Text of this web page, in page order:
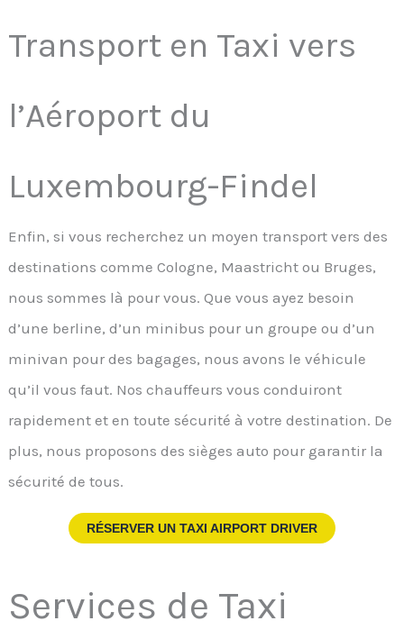
Transport en Taxi vers
l’Aéroport du
Luxembourg-Findel
Enfin, si vous recherchez un moyen transport vers des
destinations comme Cologne, Maastricht ou Bruges,
nous sommes là pour vous. Que vous ayez besoin
d’une berline, d’un minibus pour un groupe ou d’un
minivan pour des bagages, nous avons le véhicule
qu’il vous faut. Nos chauffeurs vous conduiront
rapidement et en toute sécurité à votre destination. De
plus, nous proposons des sièges auto pour garantir la
sécurité de tous.
RÉSERVER UN TAXI AIRPORT DRIVER
Services de Taxi